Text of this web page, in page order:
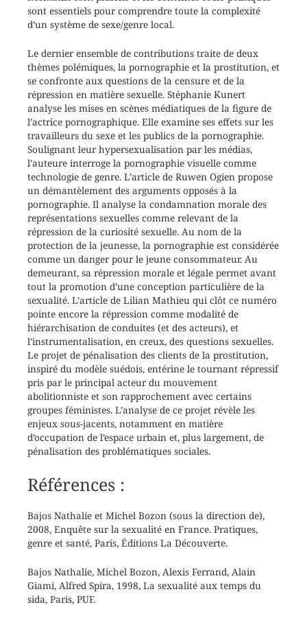
sont essentiels pour comprendre toute la complexité
d’un système de sexe/genre local.
Le dernier ensemble de contributions traite de deux
thèmes polémiques, la pornographie et la prostitution, et
se confronte aux questions de la censure et de la
répression en matière sexuelle. Stéphanie Kunert
analyse les mises en scènes médiatiques de la figure de
l’actrice pornographique. Elle examine ses effets sur les
travailleurs du sexe et les publics de la pornographie.
Soulignant leur hypersexualisation par les médias,
l’auteure interroge la pornographie visuelle comme
technologie de genre. L’article de Ruwen Ogien propose
un démantèlement des arguments opposés à la
pornographie. Il analyse la condamnation morale des
représentations sexuelles comme relevant de la
répression de la curiosité sexuelle. Au nom de la
protection de la jeunesse, la pornographie est considérée
comme un danger pour le jeune consommateur. Au
demeurant, sa répression morale et légale permet avant
tout la promotion d’une conception particulière de la
sexualité. L’article de Lilian Mathieu qui clôt ce numéro
pointe encore la répression comme modalité de
hiérarchisation de conduites (et des acteurs), et
l’instrumentalisation, en creux, des questions sexuelles.
Le projet de pénalisation des clients de la prostitution,
inspiré du modèle suédois, entérine le tournant répressif
pris par le principal acteur du mouvement
abolitionniste et son rapprochement avec certains
groupes féministes. L’analyse de ce projet révèle les
enjeux sous-jacents, notamment en matière
d’occupation de l’espace urbain et, plus largement, de
pénalisation des problématiques sociales.
Références :
Bajos Nathalie et Michel Bozon (sous la direction de),
2008, Enquête sur la sexualité en France. Pratiques,
genre et santé, Paris, Éditions La Découverte.
Bajos Nathalie, Michel Bozon, Alexis Ferrand, Alain
Giami, Alfred Spira, 1998, La sexualité aux temps du
sida, Paris, PUF.